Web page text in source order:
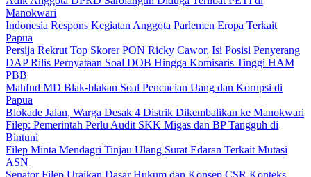
Manokwari
Indonesia Respons Kegiatan Anggota Parlemen Eropa Terkait
Papua
Persija Rekrut Top Skorer PON Ricky Cawor, Isi Posisi Penyerang
DAP Rilis Pernyataan Soal DOB Hingga Komisaris Tinggi HAM
PBB
Mahfud MD Blak-blakan Soal Pencucian Uang dan Korupsi di
Papua
Blokade Jalan, Warga Desak 4 Distrik Dikembalikan ke Manokwari
Filep: Pemerintah Perlu Audit SKK Migas dan BP Tangguh di
Bintuni
Filep Minta Mendagri Tinjau Ulang Surat Edaran Terkait Mutasi
ASN
Senator Filep Uraikan Dasar Hukum dan Konsep CSR Konteks